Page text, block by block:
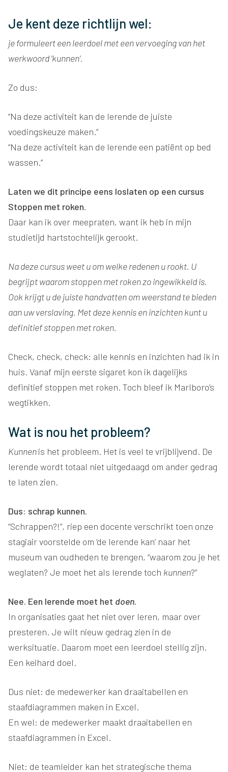
Je kent deze richtlijn wel:
je formuleert een leerdoel met een vervoeging van het
werkwoord ‘kunnen’.
Zo dus:
“Na deze activiteit kan de lerende de juiste
voedingskeuze maken.”
“Na deze activiteit kan de lerende een patiënt op bed
wassen.”
Laten we dit principe eens loslaten op een cursus
Stoppen met roken.
Daar kan ik over meepraten, want ik heb in mijn
studietijd hartstochtelijk gerookt.
Na deze cursus weet u om welke redenen u rookt. U
begrijpt waarom stoppen met roken zo ingewikkeld is.
Ook krijgt u de juiste handvatten om weerstand te bieden
aan uw verslaving. Met deze kennis en inzichten kunt u
definitief stoppen met roken.
Check, check, check: alle kennis en inzichten had ik in
huis. Vanaf mijn eerste sigaret kon ik dagelijks
definitief stoppen met roken. Toch bleef ik Marlboro’s
wegtikken.
Wat is nou het probleem?
Kunnenis het probleem. Het is veel te vrijblijvend. De
lerende wordt totaal niet uitgedaagd om ander gedrag
te laten zien.
Dus: schrap kunnen.
“Schrappen?!”, riep een docente verschrikt toen onze
stagiair voorstelde om ‘de lerende kan’ naar het
museum van oudheden te brengen, “waarom zou je het
weglaten? Je moet het als lerende toch kunnen?”
Nee. Een lerende moet het doen.
In organisaties gaat het niet over leren, maar over
presteren. Je wilt nieuw gedrag zien in de
werksituatie. Daarom moet een leerdoel stellig zijn.
Een keihard doel.
Dus niet: de medewerker kan draaitabellen en
staafdiagrammen maken in Excel.
En wel: de medewerker maakt draaitabellen en
staafdiagrammen in Excel.
Niet: de teamleider kan het strategische thema